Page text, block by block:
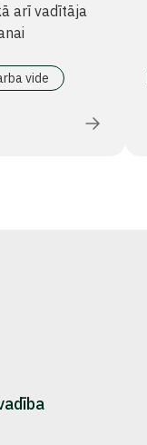
arī vadītāja
vide